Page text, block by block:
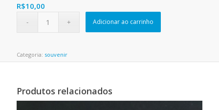
R$10,00
Adicionar ao carrinho
Categoria: souvenir
Produtos relacionados